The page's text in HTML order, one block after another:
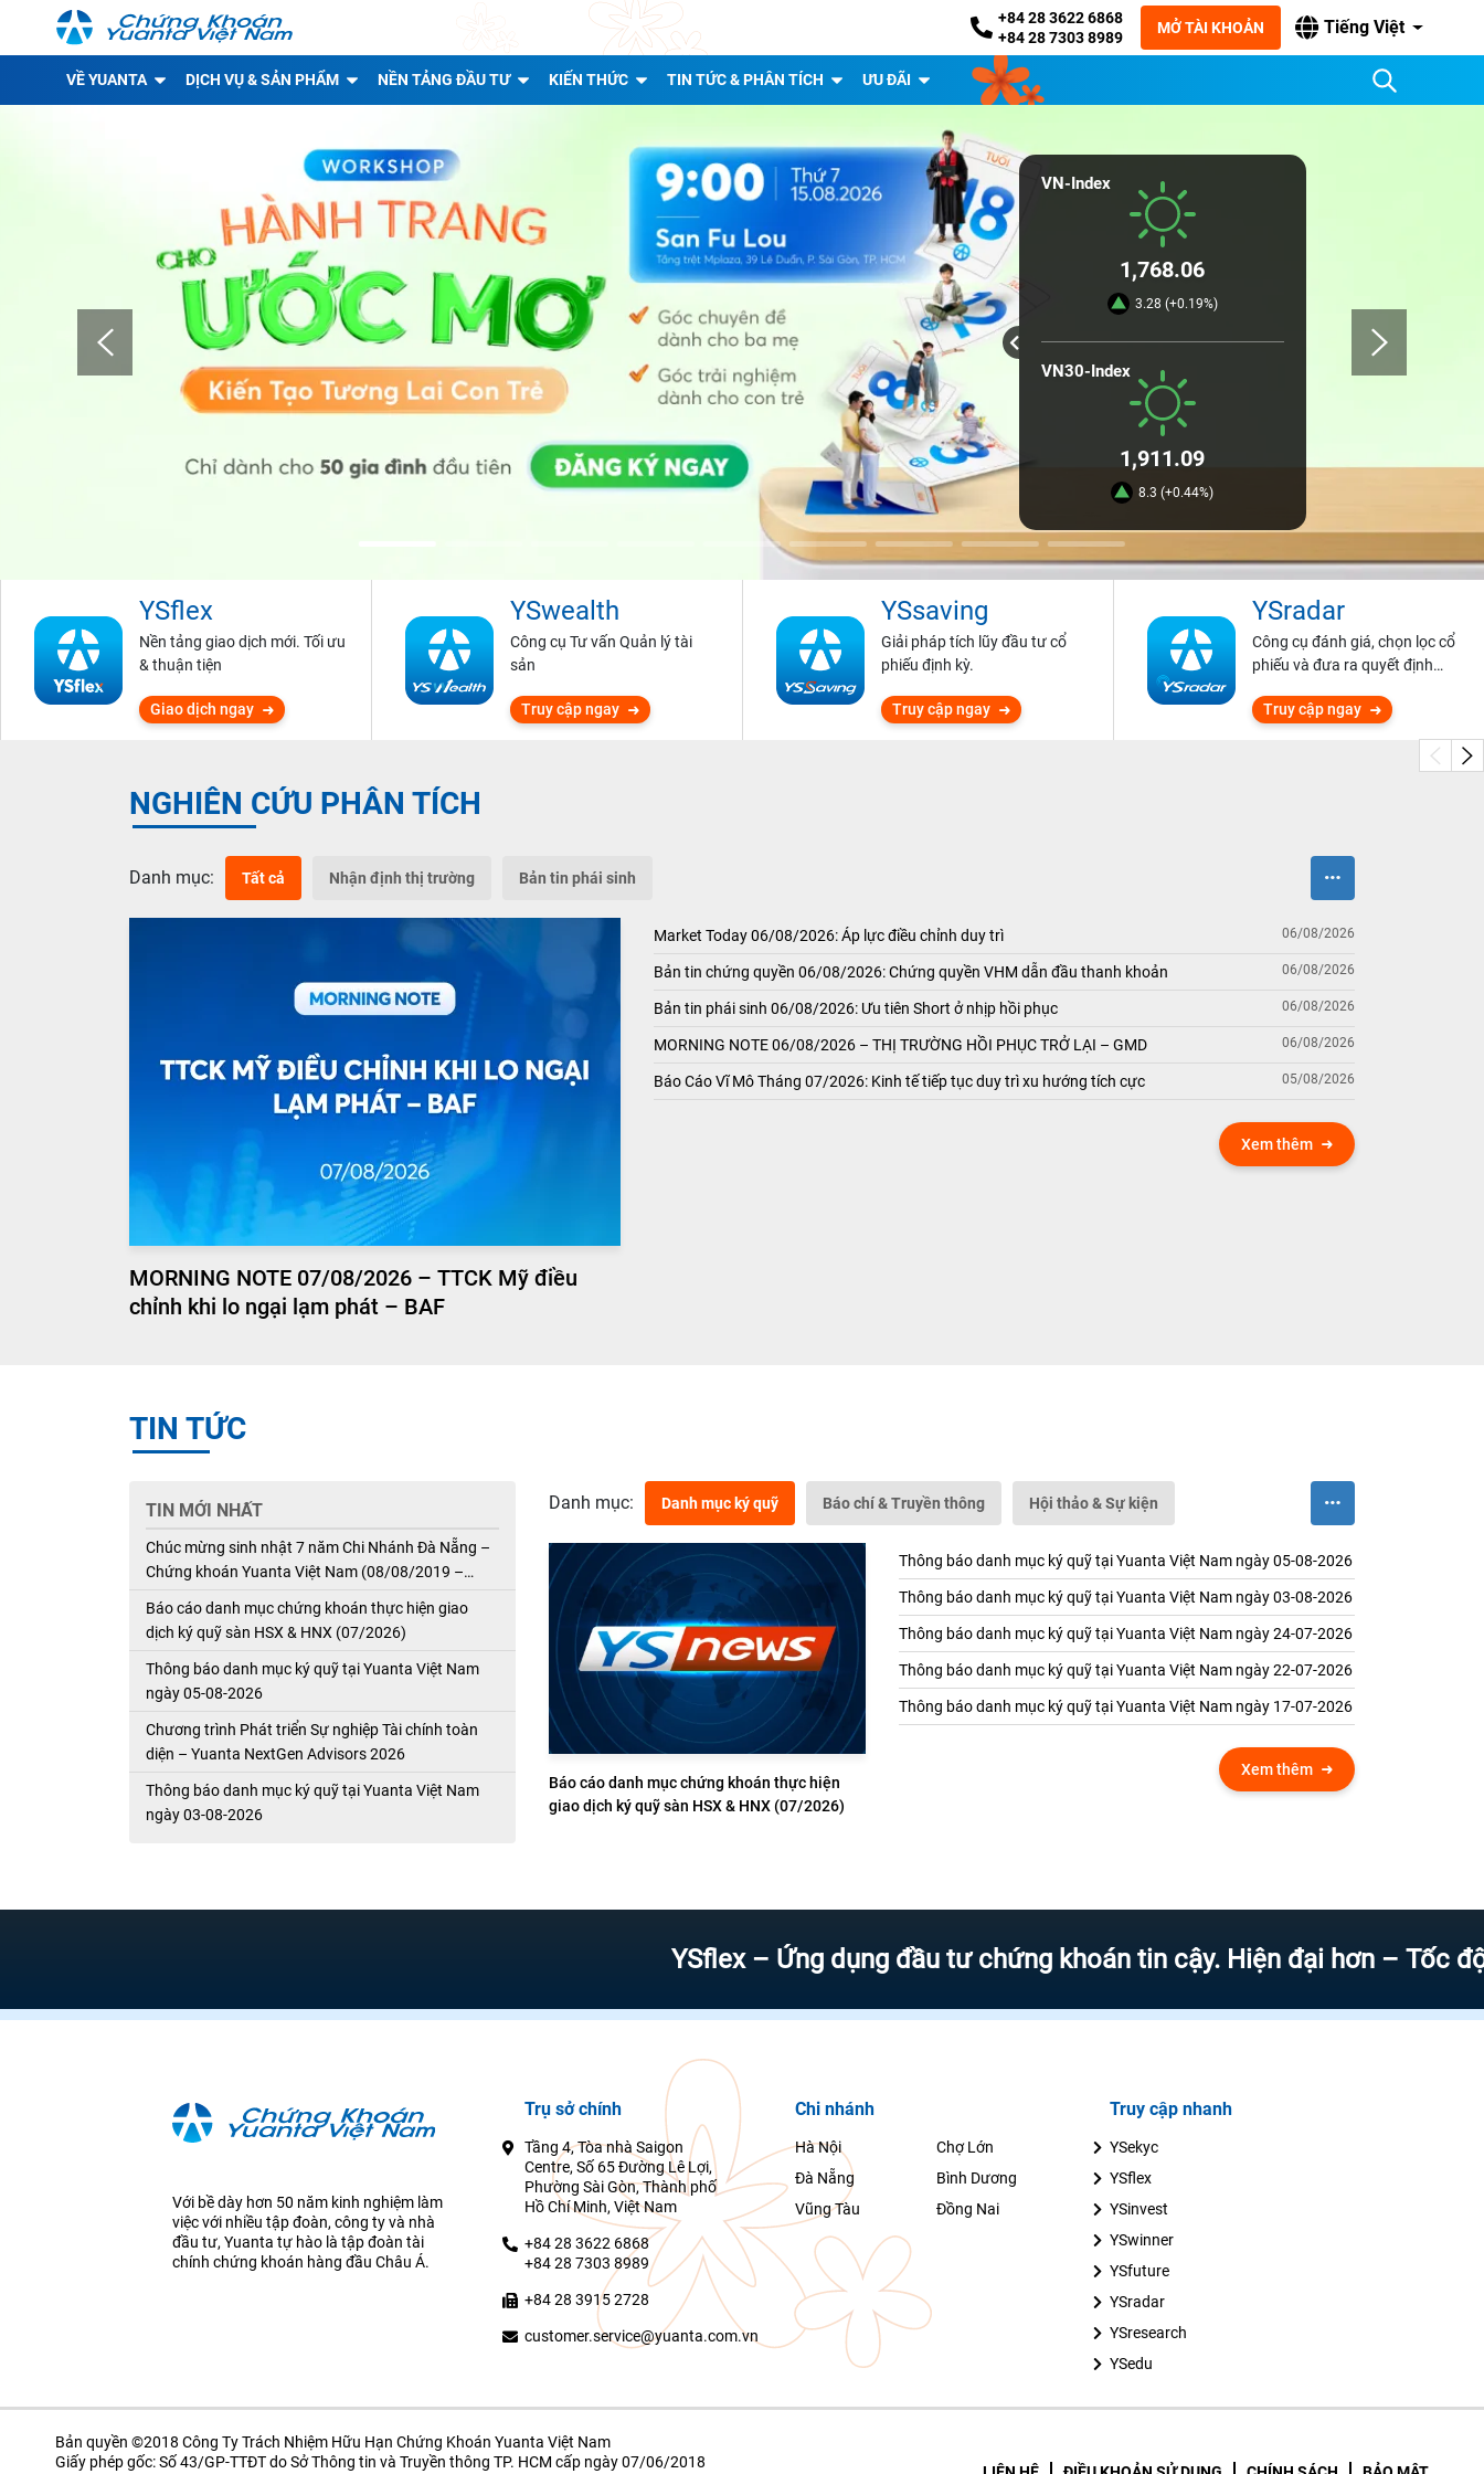
+84 28 3622 6868
+84 28 7303 8989
MỞ TÀI KHOẢN Tiếng Việt
VỀ YUANTA DỊCH VỤ & SẢN PHẨM NỀN TẢNG ĐẦU TƯ KIẾN THỨC TIN TỨC & PHÂN TÍCH ƯU ĐÃI
VN-Index
1,768.06
3.28 (+0.19%)
VN30-Index
1,911.09
8.3 (+0.44%)
YSflex
Nền tảng giao dịch mới. Tối ưu
& thuận tiện
Giao dịch ngay
YSwealth
Công cụ Tư vấn Quản lý tài
sản
Truy cập ngay
YSsaving
Giải pháp tích lũy đầu tư cổ
phiếu định kỳ.
Truy cập ngay
YSradar
Công cụ đánh giá, chọn lọc cổ
phiếu và đưa ra quyết định
Truy cập ngay
NGHIÊN CỨU PHÂN TÍCH
Danh mục: Tất cả Nhận định thị trường Bản tin phái sinh
MORNING NOTE 07/08/2026 – TTCK Mỹ điều
chỉnh khi lo ngại lạm phát – BAF
Market Today 06/08/2026: Áp lực điều chỉnh duy trì 06/08/2026
Bản tin chứng quyền 06/08/2026: Chứng quyền VHM dẫn đầu thanh khoản 06/08/2026
Bản tin phái sinh 06/08/2026: Ưu tiên Short ở nhịp hồi phục 06/08/2026
MORNING NOTE 06/08/2026 – THỊ TRƯỜNG HỒI PHỤC TRỞ LẠI – GMD 06/08/2026
Báo Cáo Vĩ Mô Tháng 07/2026: Kinh tế tiếp tục duy trì xu hướng tích cực 05/08/2026
Xem thêm
TIN TỨC
TIN MỚI NHẤT
Chúc mừng sinh nhật 7 năm Chi Nhánh Đà Nẵng –
Chứng khoán Yuanta Việt Nam (08/08/2019 –
Báo cáo danh mục chứng khoán thực hiện giao
dịch ký quỹ sàn HSX & HNX (07/2026)
Thông báo danh mục ký quỹ tại Yuanta Việt Nam
ngày 05-08-2026
Chương trình Phát triển Sự nghiệp Tài chính toàn
diện – Yuanta NextGen Advisors 2026
Thông báo danh mục ký quỹ tại Yuanta Việt Nam
ngày 03-08-2026
Danh mục: Danh mục ký quỹ Báo chí & Truyền thông Hội thảo & Sự kiện
Báo cáo danh mục chứng khoán thực hiện
giao dịch ký quỹ sàn HSX & HNX (07/2026)
Thông báo danh mục ký quỹ tại Yuanta Việt Nam ngày 05-08-2026
Thông báo danh mục ký quỹ tại Yuanta Việt Nam ngày 03-08-2026
Thông báo danh mục ký quỹ tại Yuanta Việt Nam ngày 24-07-2026
Thông báo danh mục ký quỹ tại Yuanta Việt Nam ngày 22-07-2026
Thông báo danh mục ký quỹ tại Yuanta Việt Nam ngày 17-07-2026
Xem thêm
YSflex – Ứng dụng đầu tư chứng khoán tin cậy. Hiện đại hơn – Tốc độ hơn
Với bề dày hơn 50 năm kinh nghiệm làm
việc với nhiều tập đoàn, công ty và nhà
đầu tư, Yuanta tự hào là tập đoàn tài
chính chứng khoán hàng đầu Châu Á.
Trụ sở chính
Tầng 4, Tòa nhà Saigon
Centre, Số 65 Đường Lê Lợi,
Phường Sài Gòn, Thành phố
Hồ Chí Minh, Việt Nam
+84 28 3622 6868
+84 28 7303 8989
+84 28 3915 2728
customer.service@yuanta.com.vn
Chi nhánh
Hà Nội
Chợ Lớn
Đà Nẵng
Bình Dương
Vũng Tàu
Đồng Nai
Truy cập nhanh
YSekyc
YSflex
YSinvest
YSwinner
YSfuture
YSradar
YSresearch
YSedu
Bản quyền ©2018 Công Ty Trách Nhiệm Hữu Hạn Chứng Khoán Yuanta Việt Nam
Giấy phép gốc: Số 43/GP-TTĐT do Sở Thông tin và Truyền thông TP. HCM cấp ngày 07/06/2018